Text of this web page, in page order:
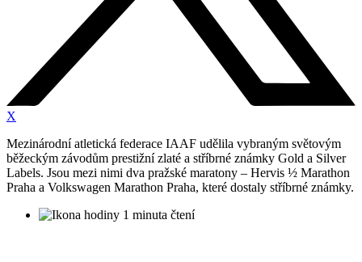
X
Mezinárodní atletická federace IAAF udělila vybraným světovým
běžeckým závodům prestižní zlaté a stříbrné známky Gold a Silver
Labels. Jsou mezi nimi dva pražské maratony – Hervis ½ Marathon
Praha a Volkswagen Marathon Praha, které dostaly stříbrné známky.
1 minuta čtení